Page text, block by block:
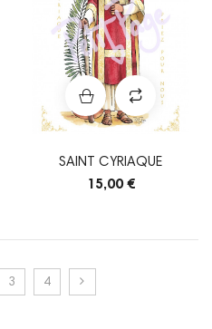
SAINT CYRIAQUE
15,00 €
3 4